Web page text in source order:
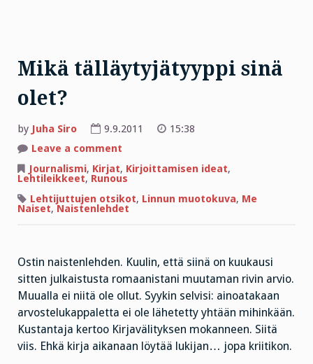
Mikä tälläytyjätyyppi sinä
olet?
by Juha Siro 9.9.2011
15:38
Leave a comment
tälläytyjätyyppi
sinä
Journalismi, Kirjat, Kirjoittamisen ideat,
Lehtileikkeet, Runous
Lehtijuttujen otsikot, Linnun muotokuva, Me
Naiset,Naistenlehdet
Ostin naistenlehden. Kuulin, että siinä on kuukausi
sitten julkaistusta romaanistani muutaman rivin arvio.
Muualla ei niitä ole ollut. Syykin selvisi: ainoatakaan
arvostelukappaletta ei ole lähetetty yhtään mihinkään.
Kustantaja kertoo Kirjavälityksen mokanneen. Siitä
viis. Ehkä kirja aikanaan löytää lukijan… jopa kriitikon.